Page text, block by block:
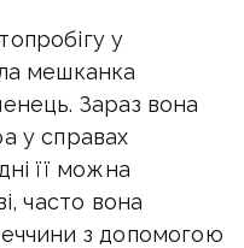
у
мешканка
Зараз вона
у справах
її можна
часто вона
з допомогою